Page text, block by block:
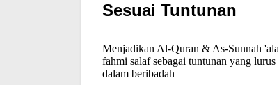
Sesuai Tuntunan
Menjadikan Al-Quran & As-Sunnah 'ala
fahmi salaf sebagai tuntunan yang lurus
dalam beribadah